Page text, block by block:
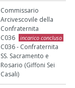
Commissario
Arcivescovile della
Confraternita
C036
incarico concluso
C036 - Confraternita
SS. Sacramento e
Rosario (Giffoni Sei
Casali)